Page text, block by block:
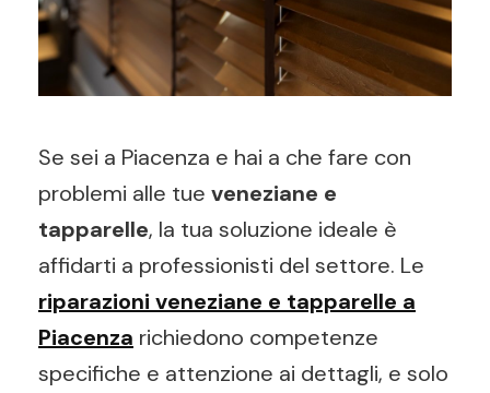
Se sei a Piacenza e hai a che fare con
problemi alle tue veneziane e
tapparelle, la tua soluzione ideale è
affidarti a professionisti del settore. Le
riparazioni veneziane e tapparelle a
Piacenza richiedono competenze
specifiche e attenzione ai dettagli, e solo